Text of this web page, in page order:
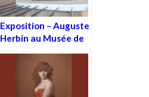
Exposition – Auguste
Herbin au Musée de